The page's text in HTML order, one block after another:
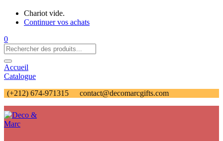
Chariot vide.
Continuer vos achats
0
Accueil
Catalogue
(+212) 674-971315
contact@decomarcgifts.com